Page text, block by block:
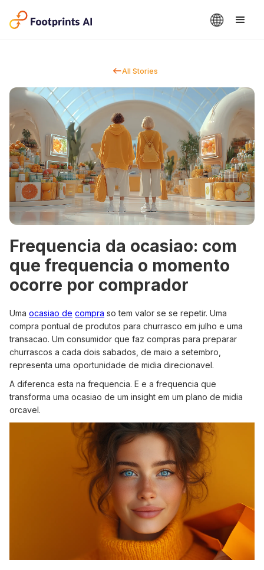
All Stories
Frequencia da ocasiao: com
que frequencia o momento
ocorre por comprador
Uma ocasiao de compra so tem valor se se repetir. Uma
compra pontual de produtos para churrasco em julho e uma
transacao. Um consumidor que faz compras para preparar
churrascos a cada dois sabados, de maio a setembro,
representa uma oportunidade de midia direcionavel.
A diferenca esta na frequencia. E e a frequencia que
transforma uma ocasiao de um insight em um plano de midia
orcavel.